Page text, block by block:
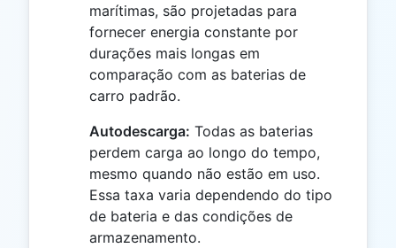
marítimas, são projetadas para
fornecer energia constante por
durações mais longas em
comparação com as baterias de
carro padrão.
Autodescarga: Todas as baterias
perdem carga ao longo do tempo,
mesmo quando não estão em uso.
Essa taxa varia dependendo do tipo
de bateria e das condições de
armazenamento.